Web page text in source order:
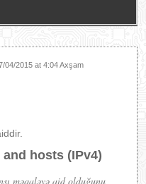
04/2015 at 4:04 Axşam
hosts (IPv4)
məqaləyə aid olduğunu